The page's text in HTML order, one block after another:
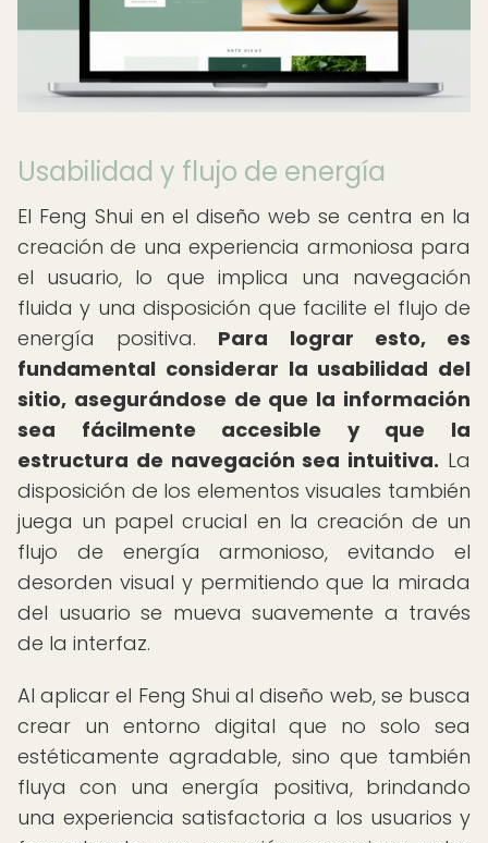
Usabilidad y flujo de energía
El Feng Shui en el diseño web se centra en la
creación de una experiencia armoniosa para
el usuario, lo que implica una navegación
fluida y una disposición que facilite el flujo de
energía positiva. Para lograr esto, es
fundamental considerar la usabilidad del
sitio, asegurándose de que la información
sea fácilmente accesible y que la
estructura de navegación sea intuitiva. La
disposición de los elementos visuales también
juega un papel crucial en la creación de un
flujo de energía armonioso, evitando el
desorden visual y permitiendo que la mirada
del usuario se mueva suavemente a través
de la interfaz.
Al aplicar el Feng Shui al diseño web, se busca
crear un entorno digital que no solo sea
estéticamente agradable, sino que también
fluya con una energía positiva, brindando
una experiencia satisfactoria a los usuarios y